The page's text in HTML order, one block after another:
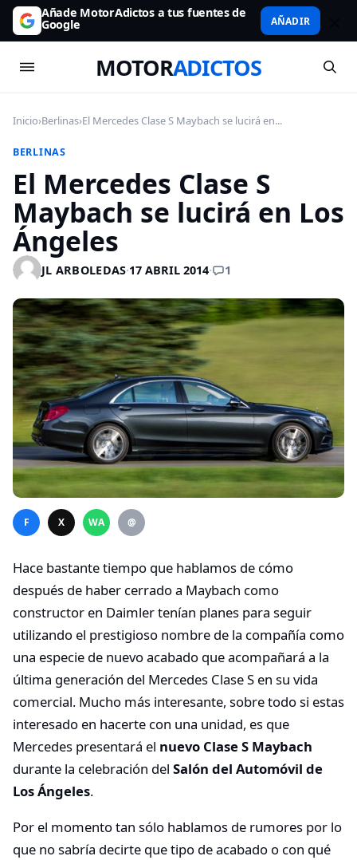
Añade MotorAdictos a tus fuentes de
Google AÑADIR
MOTORADICTOS
Inicio›Berlinas›El Mercedes Clase S Maybach se lucirá en...
BERLINAS
El Mercedes Clase S
Maybach se lucirá en Los
Ángeles
JL ARBOLEDAS·17 ABRIL 2014· 1
F X WA @
Hace bastante tiempo que hablamos de cómo
después de haber cerrado a Maybach como
constructor en Daimler tenían planes para seguir
utilizando el prestigioso nombre de la compañía como
una especie de nuevo acabado que acompañará a la
última generación del Mercedes Clase S en su vida
comercial. Mucho más interesante, sobre todo si estas
interesado en hacerte con una unidad, es que
Mercedes presentará el nuevo Clase S Maybach
durante la celebración del Salón del Automóvil de
Los Ángeles.
Por el momento tan sólo hablamos de rumores por lo
que no sabría decirte que tipo de acabado o con qué